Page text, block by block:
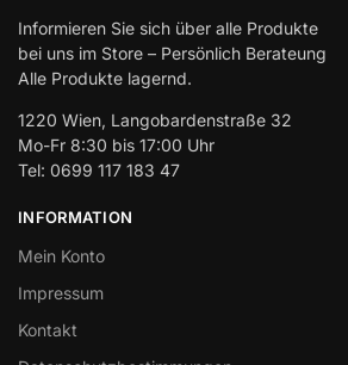
Informieren Sie sich über alle Produkte
bei uns im Store – Persönlich Berateung
Alle Produkte lagernd.
1220 Wien, Langobardenstraße 32
Mo-Fr 8:30 bis 17:00 Uhr
Tel: 0699 117 183 47
INFORMATION
Mein Konto
Impressum
Kontakt